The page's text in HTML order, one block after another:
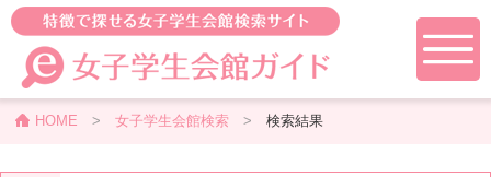
HOME > 女子学生会館検索> 検索結果